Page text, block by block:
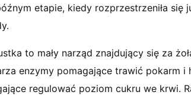
etapie, kiedy rozprzestrzeniła się
to mały narząd znajdujący się za
enzymy pomagające trawić pokarm i
regulować poziom cukru we krwi.